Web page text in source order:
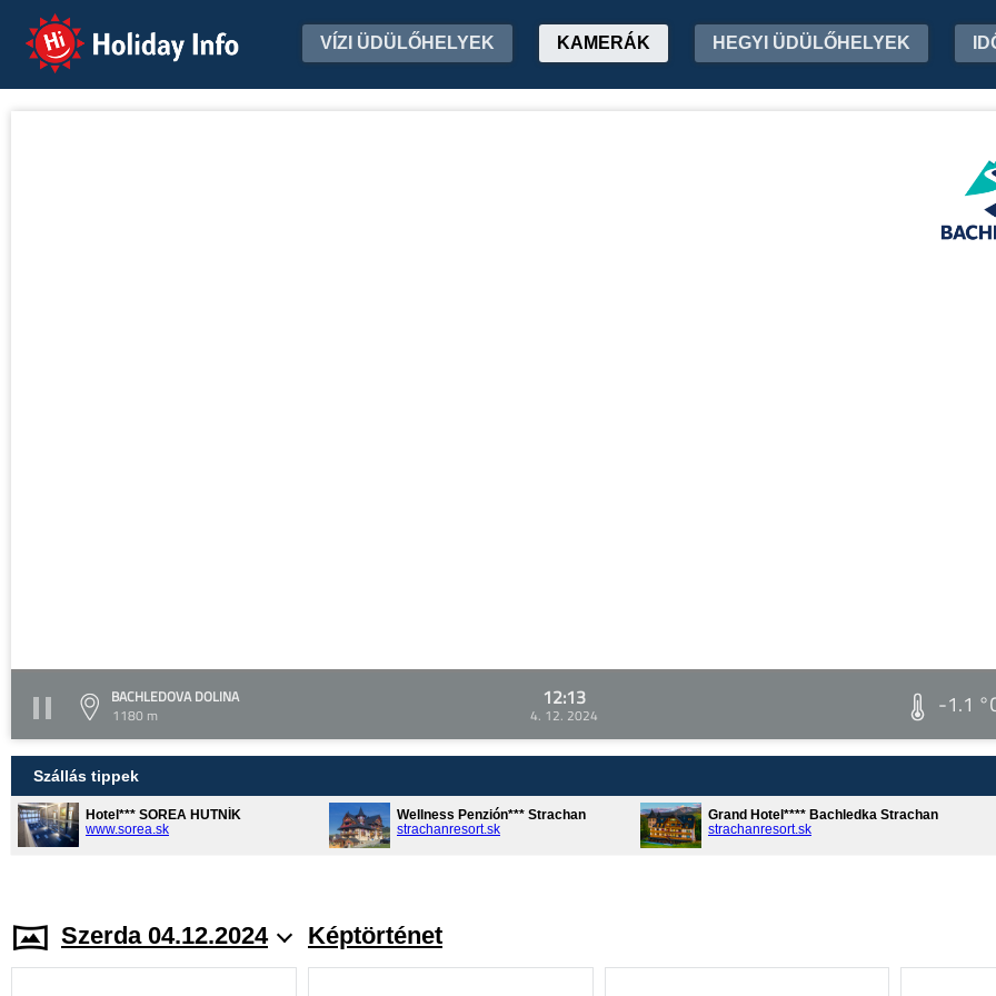
Holiday Info VÍZI ÜDÜLŐHELYEK KAMERÁK HEGYI ÜDÜLŐHELYEK
BACHLEDOVA DOLINA
1180 m
12:13
4. 12. 2024 -1.1
Szállás tippek
Hotel*** SOREA HUTNÍK
www.sorea.sk
Wellness Penzión*** Strachan
strachanresort.sk
Grand Hotel**** Bachledka Strachan
strachanresort.sk
Szerda 04.12.2024 Képtörténet